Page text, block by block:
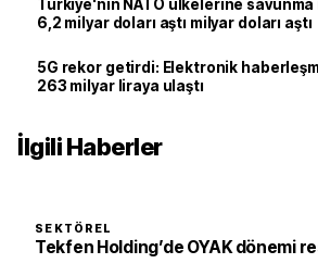
Türkiye'nin NATO ülkelerine savunma
6,2 milyar doları aştı milyar doları aştı
5G rekor getirdi: Elektronik
263 milyar liraya ulaştı
İlgili Haberler
SEKTÖREL
Tekfen Holding’de OYAK dönemi